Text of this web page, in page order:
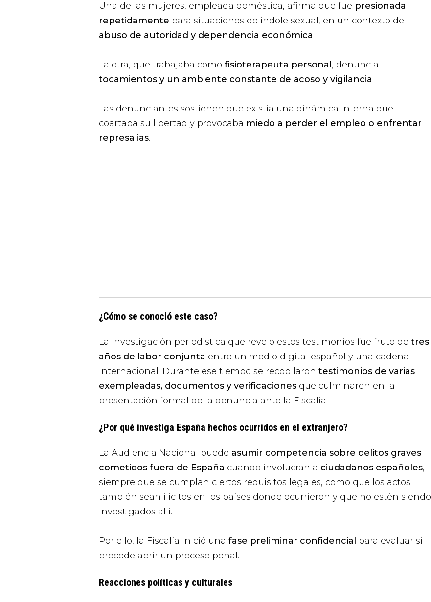
Una de las mujeres, empleada doméstica, afirma que fue presionada
repetidamente para situaciones de índole sexual, en un contexto de
abuso de autoridad y dependencia económica.
La otra, que trabajaba como fisioterapeuta personal , denuncia
tocamientos y un ambiente constante de acoso y vigilancia.
Las denunciantes sostienen que existía una dinámica interna que
coartaba su libertad y provocaba miedo a perder el empleo o enfrentar
represalias.
¿Cómo se conoció este caso?
La investigación periodística que reveló estos testimonios fue fruto de tres
años de labor conjunta entre un medio digital español y una cadena
internacional. Durante ese tiempo se recopilaron testimonios de varias
exempleadas, documentos y verificaciones que culminaron en la
presentación formal de la denuncia ante la Fiscalía.
¿Por qué investiga España hechos ocurridos en el extranjero?
La Audiencia Nacional puede asumir competencia sobre delitos graves
cometidos fuera de España cuando involucran a ciudadanos españoles,
siempre que se cumplan ciertos requisitos legales, como que los actos
también sean ilícitos en los países donde ocurrieron y que no estén siendo
investigados allí.
Por ello, la Fiscalía inició una fase preliminar confidencial
para evaluar si
procede abrir un proceso penal.
Reacciones políticas y culturales